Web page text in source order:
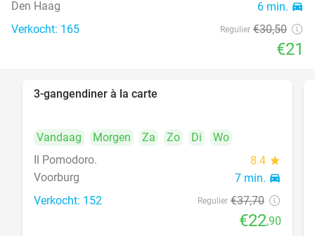
Den Haag
6 min. directions_car
Verkocht: 165 Regulier €30,50
€21
3-gangendiner à la carte
Vandaag Morgen Za Zo Di
Wo
Il Pomodoro.
8.4 star
Voorburg 7 min. directions_car
Verkocht: 152 Regulier €37,70
€22,90